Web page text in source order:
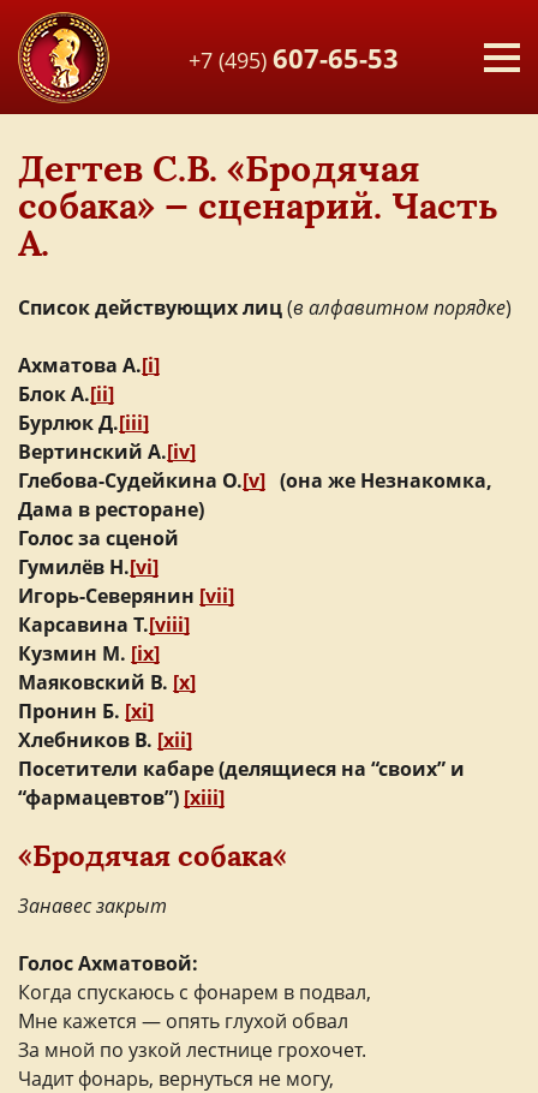
+7 (495) 607-65-53
Дегтев С.В. «Бродячая
собака» — сценарий. Часть
А.
Список действующих лиц(в алфавитном порядке)
Ахматова А.[i]
Блок А.[ii]
Бурлюк Д.[iii]
Вертинский А.[iv]
Глебова-Судейкина О.[v] (она же Незнакомка,
Дама в ресторане)
Голос за сценой
Гумилёв Н.[vi]
Игорь-Северянин [vii]
Карсавина Т.[viii]
Кузмин М. [ix]
Маяковский В. [x]
Пронин Б. [xi]
Хлебников В. [xii]
Посетители кабаре (делящиеся на “своих” и
“фармацевтов”) [xiii]
«Бродячая собака«
Занавес закрыт
Голос Ахматовой:
Когда спускаюсь с фонарем в подвал,
Мне кажется — опять глухой обвал
За мной по узкой лестнице грохочет.
Чадит фонарь, вернуться не могу,